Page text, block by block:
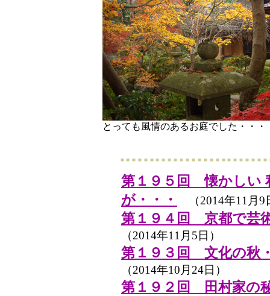
とっても風情のあるお庭でした・・・
第１９５回 懐かしい
が・・・
（2014年11月9
第１９４回 京都で芸
（2014年11月5日）
第１９３回 文化の秋
（2014年10月24日）
第１９２回 田村家の